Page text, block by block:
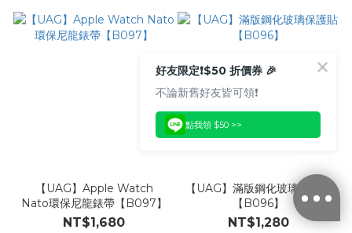
【UAG】Apple Watch
Nato環保尼龍錶帶【B097】
NT$1,680
【UAG】滿版鋼化玻璃保護貼
【B096】
NT$1,280
好友限定❗️$50 折價券 🎉
不論新舊好友皆可領❗️
點我領 $50 >>